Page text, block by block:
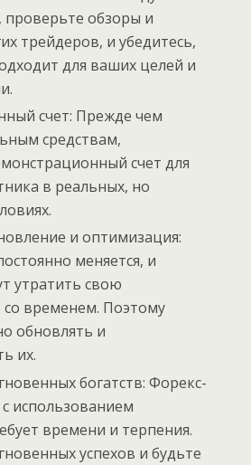
проверьте обзоры и
трейдеров, и убедитесь,
для ваших целей и
счет: Прежде чем
средствам,
счет для
в реальных, но
и оптимизация:
меняется, и
утратить свою
со временем. Поэтому
обновлять и
их.
богатств: Форекс-
использованием
времени и терпения.
успехов и будьте